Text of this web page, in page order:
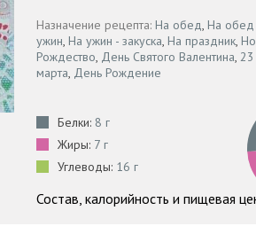
Назначение рецепта: На обед, На обед
ужин, На ужин - закуска, На праздник,
Рождество, День Святого Валентина,
марта, День Рождение
Белки: 8 г
Жиры: 7 г
Углеводы: 16 г
Состав, калорийность и пищевая